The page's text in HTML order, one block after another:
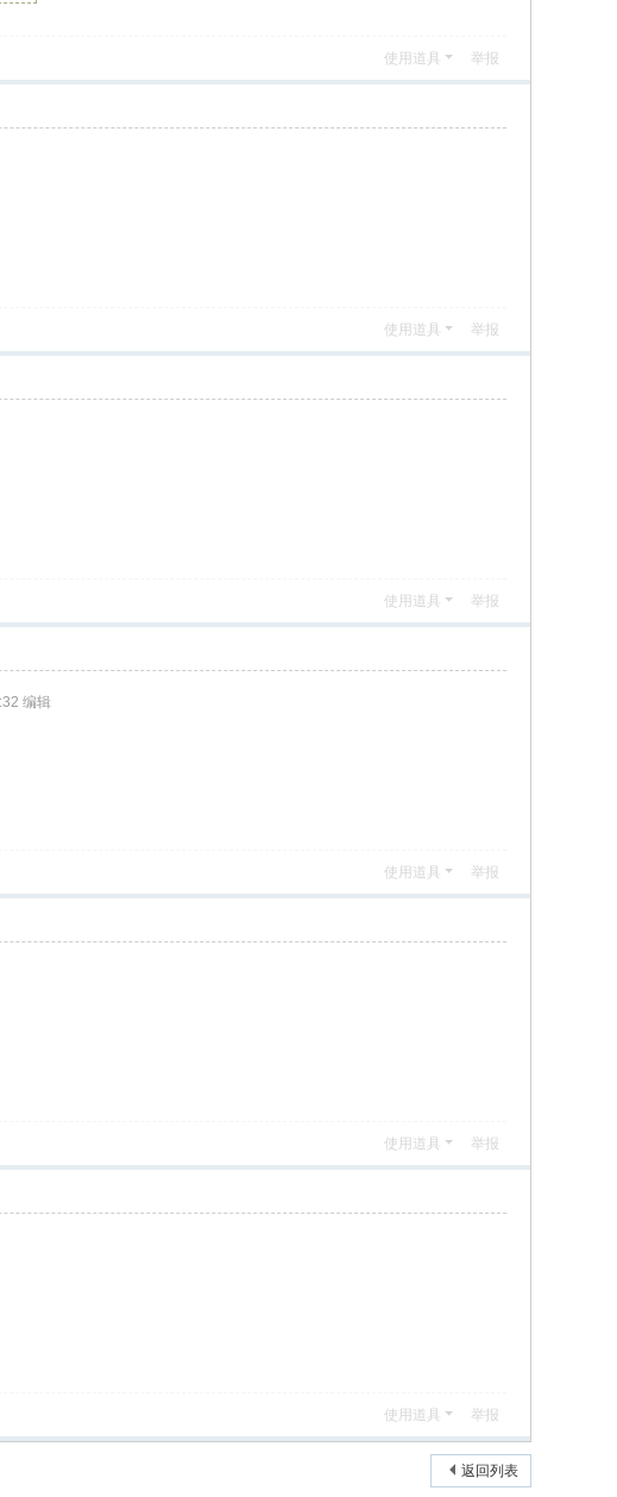
使用道具 举报
使用道具 举报
使用道具 举报
编辑
使用道具 举报
使用道具 举报
使用道具 举报
返回列表